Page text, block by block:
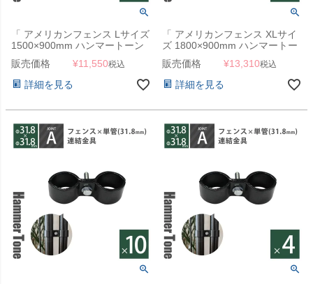
「 アメリカンフェンス Lサイズ
1500×900mm ハンマートーン
ブラック 」
販売価格 ¥11,550税込
詳細を見る
「 アメリカンフェンス XLサイ
ズ 1800×900mm ハンマートー
ンブラック 」
販売価格 ¥13,310税込
詳細を見る